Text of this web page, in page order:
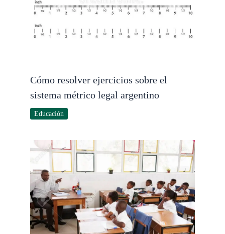
Cómo resolver ejercicios sobre el
sistema métrico legal argentino
Educación